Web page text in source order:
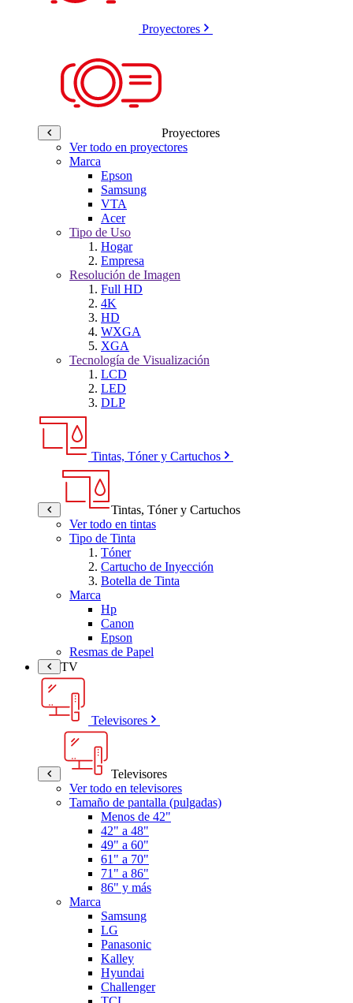
Proyectores
Proyectores
Ver todo en proyectores
Marca
Epson
Samsung
VTA
Acer
Tipo de Uso
Hogar
Empresa
Resolución de Imagen
Full HD
4K
HD
WXGA
XGA
Tecnología de Visualización
LCD
LED
DLP
Tintas, Tóner y Cartuchos
Tintas, Tóner y Cartuchos
Ver todo en tintas
Tipo de Tinta
Tóner
Cartucho de Inyección
Botella de Tinta
Marca
Hp
Canon
Epson
Resmas de Papel
TV
Televisores
Televisores
Ver todo en televisores
Tamaño de pantalla (pulgadas)
Menos de 42"
42" a 48"
49" a 60"
61" a 70"
71" a 86"
86" y más
Marca
Samsung
LG
Panasonic
Kalley
Hyundai
Challenger